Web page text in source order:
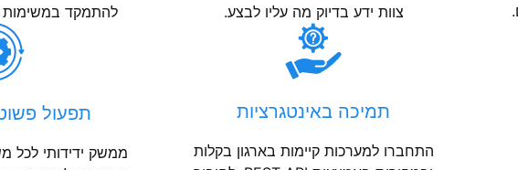
צוות ידע בדיוק מה עליו לבצע.
להתמקד במשימות
תמיכה באינטגרציות
התחברו למערכות קיימות בארגון בקלות
תפעול פשוט
ממשק ידידותי